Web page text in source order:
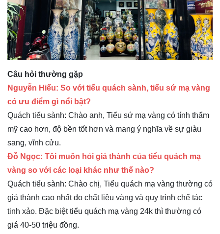
Câu hỏi thường gặp
Nguyễn Hiếu: So với tiểu quách sành, tiểu sứ mạ vàng
có ưu điểm gì nổi bật?
Quách tiểu sành: Chào anh, Tiểu sứ mạ vàng có tính thẩm
mỹ cao hơn, độ bền tốt hơn và mang ý nghĩa về sự giàu
sang, vĩnh cửu.
Đỗ Ngọc: Tôi muốn hỏi giá thành của tiểu quách mạ
vàng so với các loại khác như thế nào?
Quách tiểu sành: Chào chị, Tiểu quách mạ vàng thường có
giá thành cao nhất do chất liệu vàng và quy trình chế tác
tinh xảo. Đặc biệt tiểu quách mạ vàng 24k thì thường có
giá 40-50 triệu đồng.